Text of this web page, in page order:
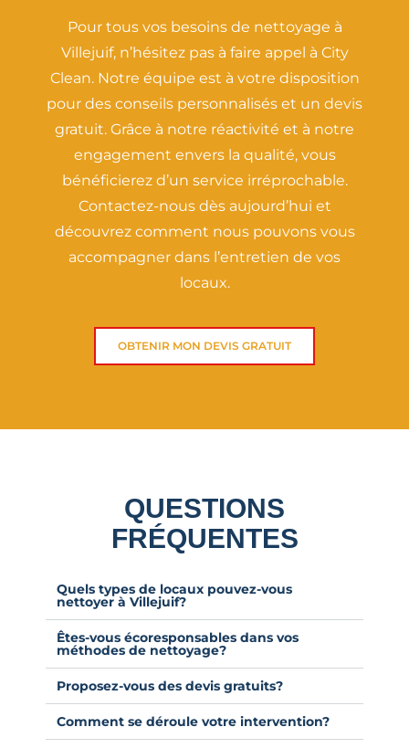
Pour tous vos besoins de nettoyage à
Villejuif, n’hésitez pas à faire appel à City
Clean. Notre équipe est à votre disposition
pour des conseils personnalisés et un devis
gratuit. Grâce à notre réactivité et à notre
engagement envers la qualité, vous
bénéficierez d’un service irréprochable.
Contactez-nous dès aujourd’hui et
découvrez comment nous pouvons vous
accompagner dans l’entretien de vos
locaux.
OBTENIR MON DEVIS GRATUIT
QUESTIONS
FRÉQUENTES
Quels types de locaux pouvez-vous
nettoyer à Villejuif?
Êtes-vous écoresponsables dans vos
méthodes de nettoyage?
Proposez-vous des devis gratuits?
Comment se déroule votre intervention?